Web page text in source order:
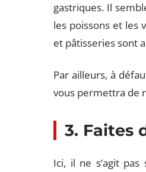
gastriques. Il
les poissons et les
et pâtisseries sont
Par ailleurs, à
vous permettra de
3. Faites
Ici, il ne s’agit